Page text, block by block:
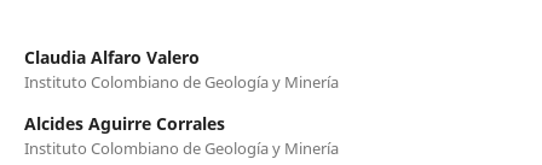
Claudia Alfaro Valero
Instituto Colombiano de Geología y Minería
Alcides Aguirre Corrales
Instituto Colombiano de Geología y Minería